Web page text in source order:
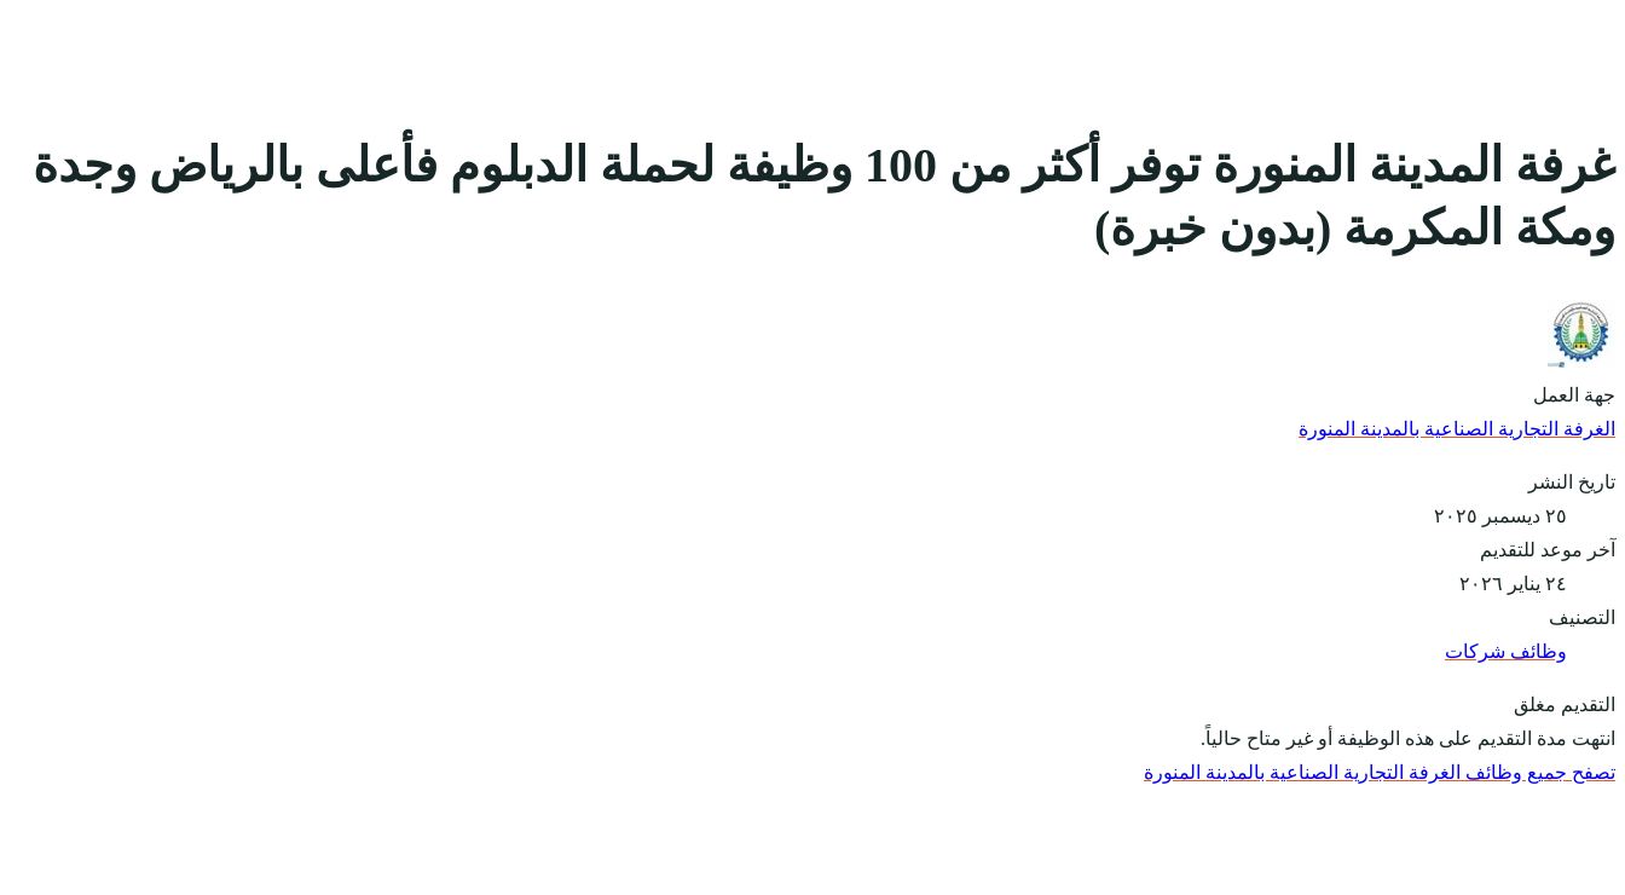
غرفة المدينة المنورة توفر أكثر من 100 وظيفة لحملة الدبلوم فأعلى بالرياض وجدة
ومكة المكرمة (بدون خبرة)
جهة العمل
الغرفة التجارية الصناعية بالمدينة المنورة
تاريخ النشر
٢٥ ديسمبر ٢٠٢٥
آخر موعد للتقديم
٢٤ يناير ٢٠٢٦
التصنيف
وظائف شركات
التقديم مغلق
انتهت مدة التقديم على هذه الوظيفة أو غير متاح حالياً.
تصفح جميع وظائف الغرفة التجارية الصناعية بالمدينة المنورة